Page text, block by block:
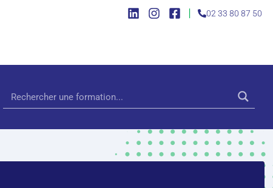
| 02 33 80 87 50